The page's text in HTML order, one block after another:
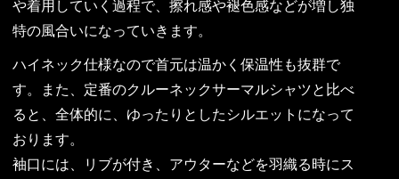
や着用していく過程で、擦れ感や褪色感などが増し独
特の風合いになっていきます。
ハイネック仕様なので首元は温かく保温性も抜群で
す。また、定番のクルーネックサーマルシャツと比べ
ると、全体的に、ゆったりとしたシルエットになって
おります。
袖口には、リブが付き、アウターなどを羽織る時にス